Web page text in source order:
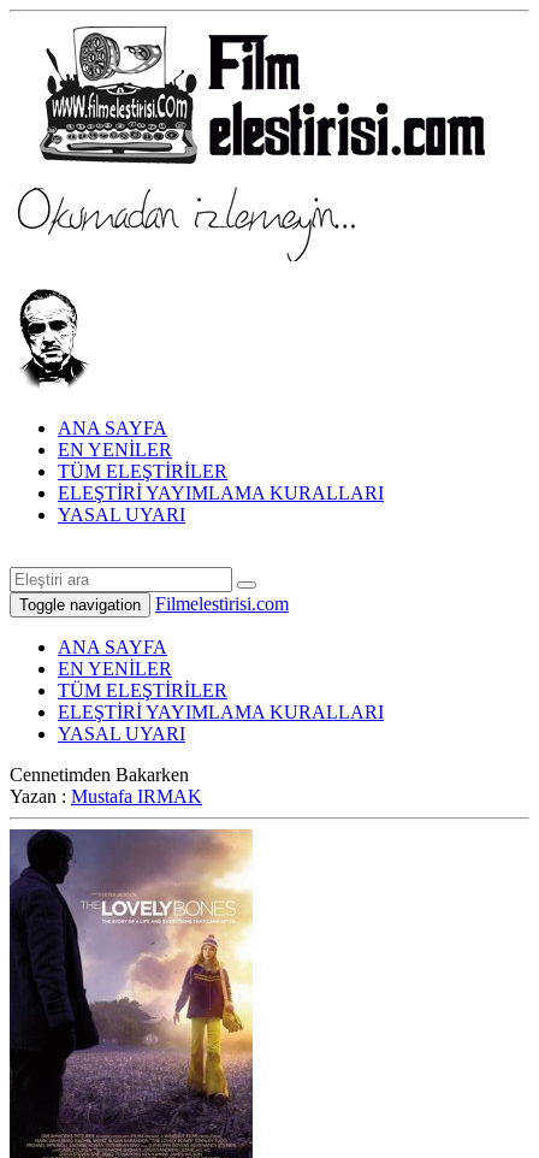
ANA SAYFA
EN YENİLER
TÜM ELEŞTİRİLER
ELEŞTİRİ YAYIMLAMA KURALLARI
YASAL UYARI
Toggle navigation Filmelestirisi.com
ANA SAYFA
EN YENİLER
TÜM ELEŞTİRİLER
ELEŞTİRİ YAYIMLAMA KURALLARI
YASAL UYARI
Cennetimden Bakarken
Yazan : Mustafa IRMAK